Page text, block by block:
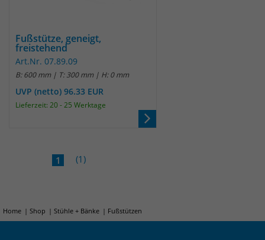
Fußstütze, geneigt,
freistehend
Art.Nr. 07.89.09
B: 600 mm | T: 300 mm | H: 0 mm
UVP (netto) 96.33 EUR
Lieferzeit: 20 - 25 Werktage
1 (1)
Home Shop Stühle + Bänke Fußstützen
unzugänglich.
Name _pk_ref
Anbieter Matomo
Das Cookie wird von Matomo
die Nutzung der Website für den
Analysebericht der Website zu